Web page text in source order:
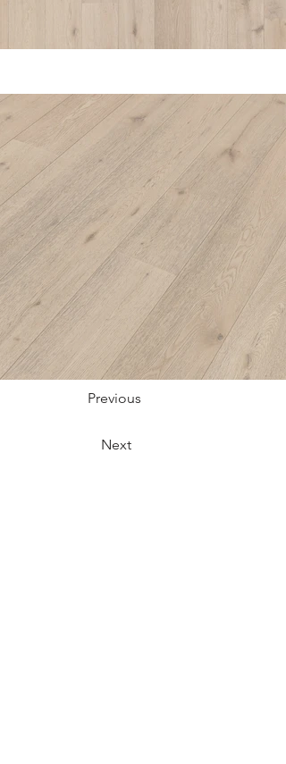
Previous
Next